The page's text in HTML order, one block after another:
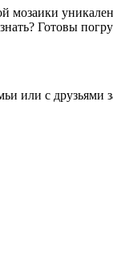
Готовы
или с друзьями